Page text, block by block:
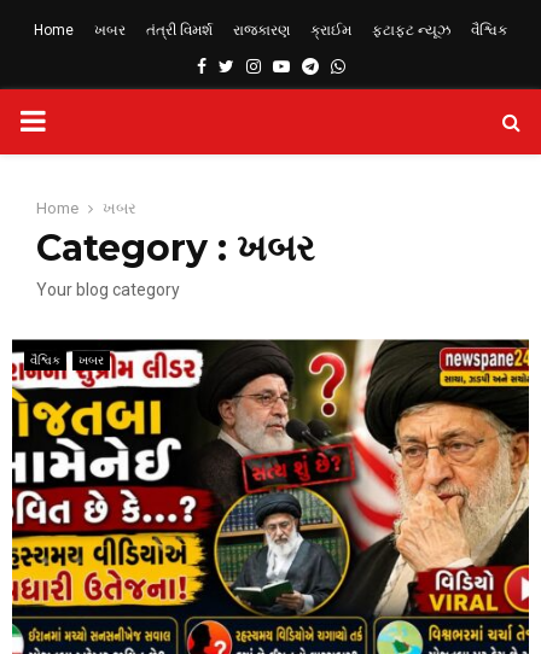
Home ખબર તંત્રી વિમર્શ રાજકારણ ક્રાઈમ ફટાફટ ન્યૂઝ વૈશ્વિક
Facebook
TwitterInstagram
YoutubeTelegram
Whatsapp
PRIMARY
Home ખબર
Category : ખબર
Your blog category
વૈશ્વિક ખબર